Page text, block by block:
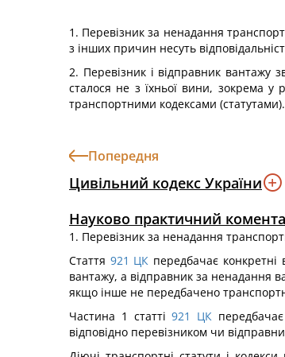
1. Перевізник за ненадання
з інших причин несуть
2. Перевізник і відправник вантажу
сталося не з їхньої вини, зокрема
транспортними кодексами (статутами).
Попередня
Цивільний кодекс України
Науково практичний
1. Перевізник за ненадання
Стаття 921 ЦК передбачає конкретні
вантажу, а відправник за ненадання
якщо інше не передбачено
Частина 1 статті 921 ЦК
відповідно перевізником чи